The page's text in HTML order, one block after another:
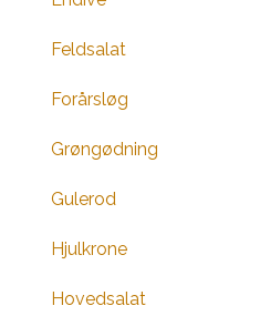
Feldsalat
Forårsløg
Grøngødning
Gulerod
Hjulkrone
Hovedsalat